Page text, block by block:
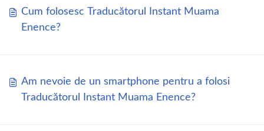
Cum folosesc Traducătorul Instant Muama
Enence?
Am nevoie de un smartphone pentru a folosi
Traducătorul Instant Muama Enence?